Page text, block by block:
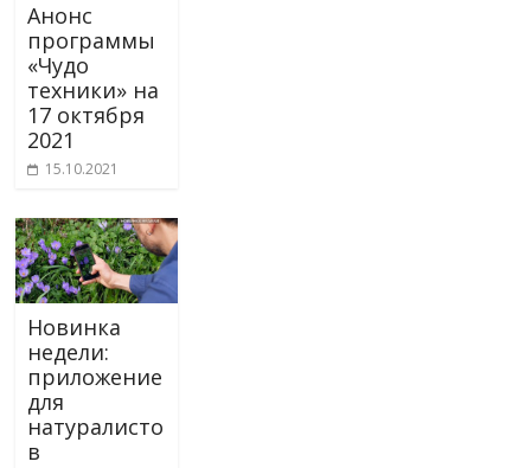
Анонс
программы
«Чудо
техники» на
17 октября
2021
15.10.2021
Новинка
недели:
приложение
для
натуралисто
в